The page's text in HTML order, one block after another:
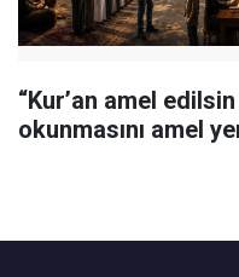
“Kur’an amel
okunmasını amel